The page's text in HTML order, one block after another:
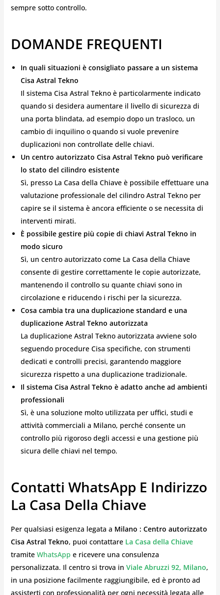
sempre sotto controllo.
DOMANDE FREQUENTI
In quali situazioni è consigliato passare a un sistema
Cisa Astral Tekno
Il sistema Cisa Astral Tekno è particolarmente indicato
quando si desidera aumentare il livello di sicurezza di
una porta blindata, ad esempio dopo un trasloco, un
cambio di inquilino o quando si vuole prevenire
duplicazioni non controllate delle chiavi.
Un centro autorizzato Cisa Astral Tekno può verificare
lo stato del cilindro esistente
Sì, presso La Casa della Chiave è possibile effettuare una
valutazione professionale del cilindro Astral Tekno per
capire se il sistema è ancora efficiente o se necessita di
interventi mirati.
È possibile gestire più copie di chiavi Astral Tekno in
modo sicuro
Sì, un centro autorizzato come La Casa della Chiave
consente di gestire correttamente le copie autorizzate,
mantenendo il controllo su quante chiavi sono in
circolazione e riducendo i rischi per la sicurezza.
Cosa cambia tra una duplicazione standard e una
duplicazione Astral Tekno autorizzata
La duplicazione Astral Tekno autorizzata avviene solo
seguendo procedure Cisa specifiche, con strumenti
dedicati e controlli precisi, garantendo maggiore
sicurezza rispetto a una duplicazione tradizionale.
Il sistema Cisa Astral Tekno è adatto anche ad ambienti
professionali
Sì, è una soluzione molto utilizzata per uffici, studi e
attività commerciali a Milano, perché consente un
controllo più rigoroso degli accessi e una gestione più
sicura delle chiavi nel tempo.
Contatti WhatsApp E Indirizzo
La Casa Della Chiave
Per qualsiasi esigenza legata a Milano : Centro autorizzato
Cisa Astral Tekno, puoi contattare La Casa della Chiave
tramite WhatsApp e ricevere una consulenza
personalizzata. Il centro si trova in Viale Abruzzi 92, Milano,
in una posizione facilmente raggiungibile, ed è pronto ad
assisterti con professionalità per ogni necessità legata alle